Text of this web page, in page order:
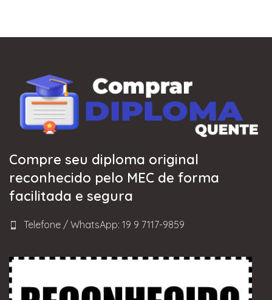
Compre seu diploma original
reconhecido pelo MEC de forma
facilitada e segura
Telefone / WhatsApp: 19 9 7117-9859